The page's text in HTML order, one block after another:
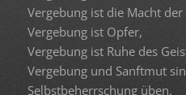
Vergebung ist die Macht
Vergebung ist Opfer,
Vergebung ist Ruhe des
Vergebung und Sanftmut
Selbstbeherrschung üben.